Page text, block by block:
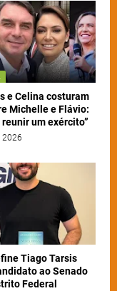
e Celina costuram
Michelle e Flávio:
reunir um exército”
2026
Tiago Tarsis
ao Senado
Federal